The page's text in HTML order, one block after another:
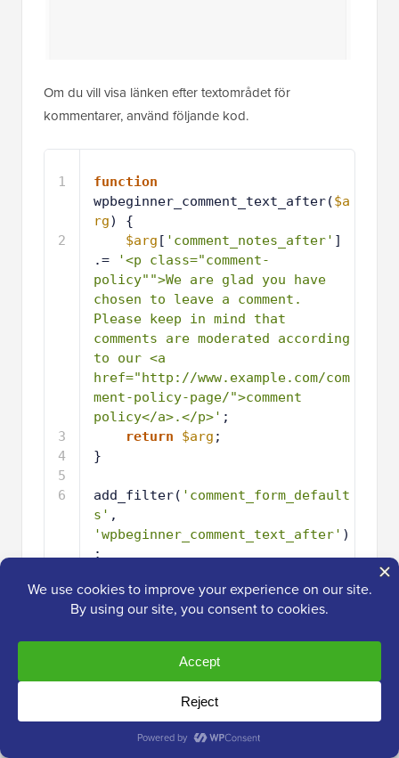
Om du vill visa länken efter textområdet för
kommentarer, använd följande kod.
1
2
3
4
5
6
function
wpbeginner_comment_text_after($a
rg) {
$arg [ 'comment_notes_after' ]
.=
'<p class="comment-
policy"">We are glad you have
chosen to leave a comment.
Please keep in mind that
comments are moderated according
to our <a
href="http://www.example.com/com
ment-policy-page/">comment
policy</a>.</p>' ;
return
$arg ;
}
add_filter( 'comment_form_default
s'
'wpbeginner_comment_text_after' )
;
Värd med ❤️ av
1-klicksanvändning i
Glöm inte att ändra URL:en därefter, så att den går till
din sida med kommentatorspolicy istället för
example.com.